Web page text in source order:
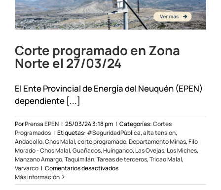
Corte programado en Zona
Norte el 27/03/24
El Ente Provincial de Energía del Neuquén (EPEN)
dependiente [...]
PorPrensa EPEN | 25/03/24 3:18 pm | Categorías:Cortes
Programados | Etiquetas: #SeguridadPública,alta tension,
Andacollo,Chos Malal,corte programado,Departamento Minas,Filo
Morado - Chos Malal,Guañacos,Huinganco, Las Ovejas, Los Miches,
Manzano Amargo,Taquimilán,Tareas de terceros,Tricao Malal,
Varvarco | Comentarios desactivadosen
programado
Más información